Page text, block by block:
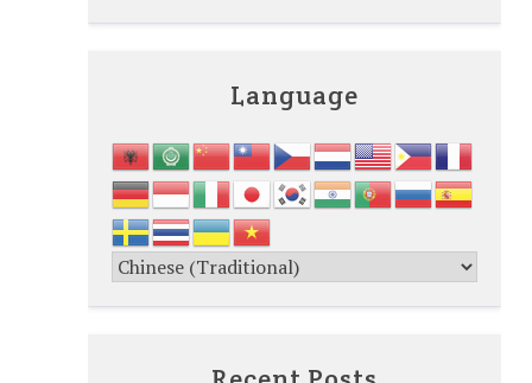
Language